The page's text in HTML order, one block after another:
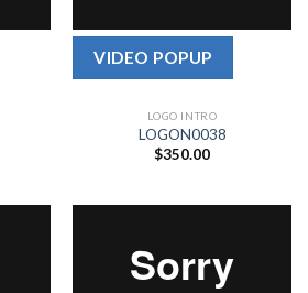
VIDEO POPUP
LOGO INTRO
LOGON0038
$350.00